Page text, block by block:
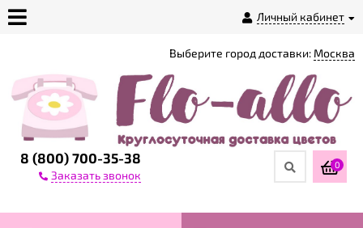
Личный кабинет
магазине
Доставка
8 (800) 700-35-38
Заказать звонок
Выберите город доставки: Москва
0